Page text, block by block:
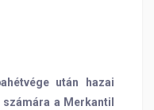
után hazai
a Merkantil